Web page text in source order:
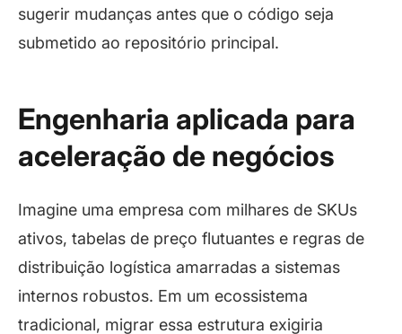
sugerir mudanças antes que o código seja
submetido ao repositório principal.
Engenharia aplicada para
aceleração de negócios
Imagine uma empresa com milhares de SKUs
ativos, tabelas de preço flutuantes e regras de
distribuição logística amarradas a sistemas
internos robustos. Em um ecossistema
tradicional, migrar essa estrutura exigiria